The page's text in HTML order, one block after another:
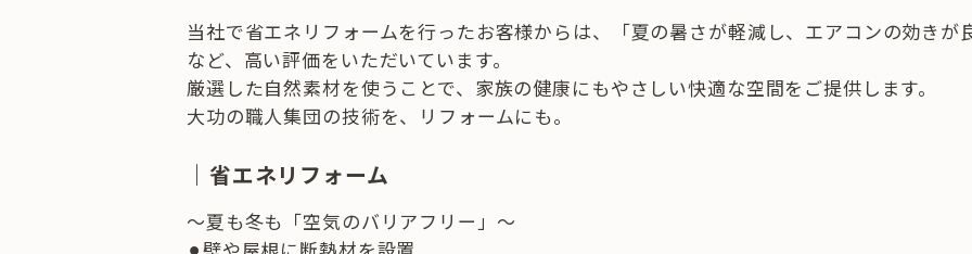
当社で省エネリフォームを行ったお客様からは、「夏の暑さが軽減し、エアコンの効きが
など、高い評価をいただいています。
厳選した自然素材を使うことで、家族の健康にもやさしい快適な空間をご提供します。
大功の職人集団の技術を、リフォームにも。
｜省エネリフォーム
～夏も冬も「空気のバリアフリー」～